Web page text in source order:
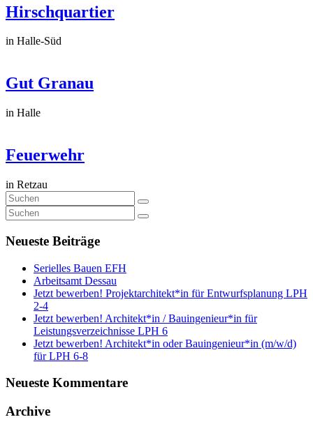
Hirschquartier
in Halle-Süd
Gut Granau
in Halle
Feuerwehr
in Retzau
Neueste Beiträge
Serielles Bauen EFH
Arbeitsamt Dessau
Jetzt bewerben! Projektarchitekt*in für Entwurfsplanung LPH
2-4
Jetzt bewerben! Architekt*in / Bauingenieur*in für
Leistungsverzeichnisse LPH 6
Jetzt bewerben! Architekt*in oder Bauingenieur*in (m/w/d)
für LPH 6-8
Neueste Kommentare
Archive